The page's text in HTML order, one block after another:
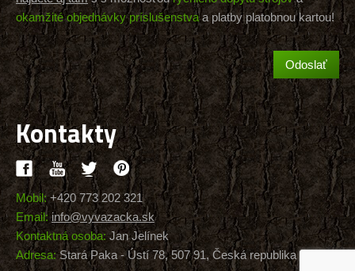
okamžité objednávky príslušenstvaa platby platobnou kartou!
Kontakty
Mobil:+420 773 202 321
Email: info@vyvazacka.sk
Kontaktná osoba: Jan Jelínek
Adresa:Stará Paka - Ústí 78, 507 91, Česká republika